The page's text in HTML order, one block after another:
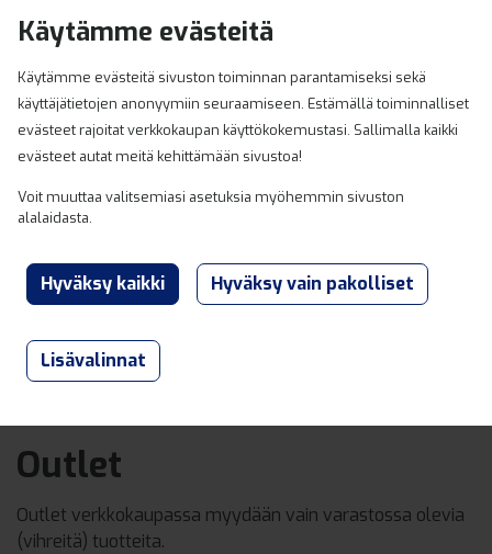
Käytämme evästeitä
Käytämme evästeitä sivuston toiminnan parantamiseksi sekä
käyttäjätietojen anonyymiin seuraamiseen. Estämällä toiminnalliset
evästeet rajoitat verkkokaupan käyttökokemustasi. Sallimalla kaikki
evästeet autat meitä kehittämään sivustoa!
Voit muuttaa valitsemiasi asetuksia myöhemmin sivuston
alalaidasta.
Lisävalinnat
Outlet
Outlet verkkokaupassa myydään vain varastossa olevia
(vihreitä) tuotteita.